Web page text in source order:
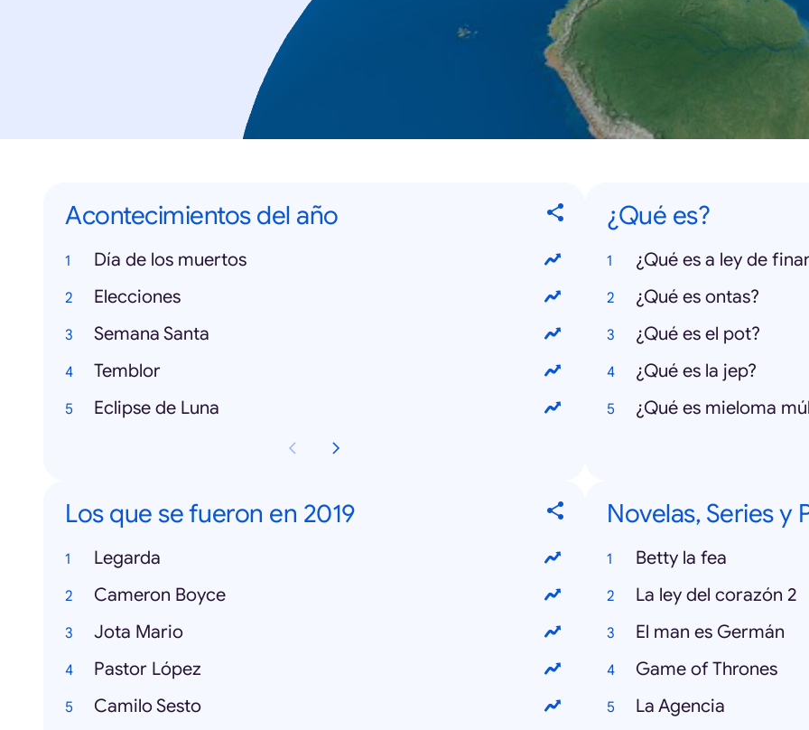
Acontecimientos del año
Día de los muertos
Elecciones
Semana Santa
Temblor
Eclipse de Luna
¿Qué es?
¿Qué es a ley de
¿Qué es ontas?
¿Qué es el pot?
¿Qué es la jep?
¿Qué es mieloma
Los que se fueron en 2019
Legarda
Cameron Boyce
Jota Mario
Pastor López
Camilo Sesto
Novelas, Series y
Betty la fea
La ley del corazón 2
El man es Germán
Game of Thrones
La Agencia